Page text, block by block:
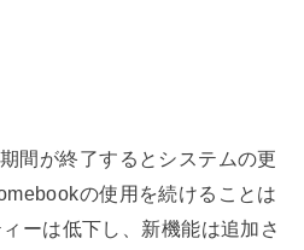
間が終了するとシステムの更
の使用を続けることは
ーは低下し、新機能は追加さ